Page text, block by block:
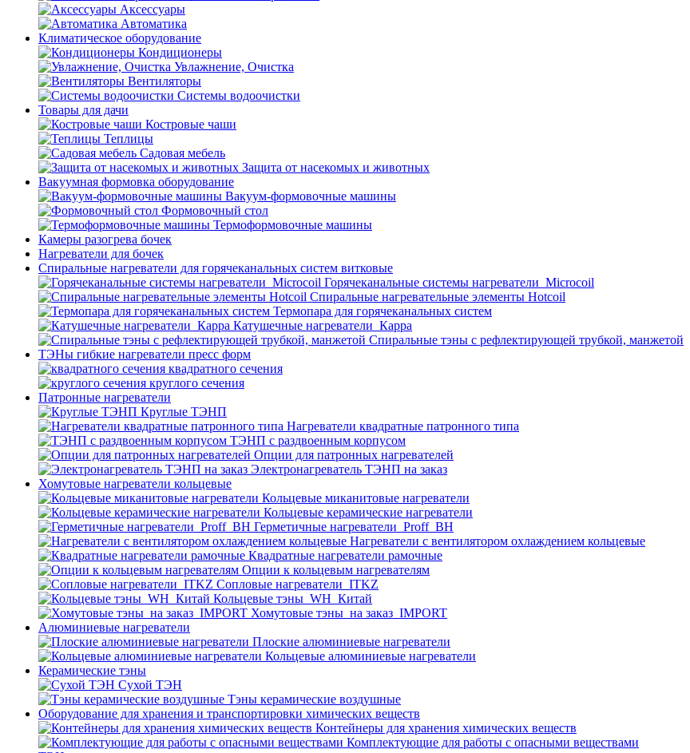
Аксессуары
Автоматика
Климатическое оборудование
Кондиционеры
Увлажнение, Очистка
Вентиляторы
Системы водоочистки
Товары для дачи
Костровые чаши
Теплицы
Садовая мебель
Защита от насекомых и животных
Вакуумная формовка оборудование
Вакуум-формовочные машины
Формовочный стол
Термоформовочные машины
Камеры разогрева бочек
Нагреватели для бочек
Спиральные нагреватели для горячеканальных систем витковые
Горячеканальные системы нагреватели_Microcoil
Спиральные нагревательные элементы Hotcoil
Термопара для горячеканальных систем
Катушечные нагреватели_Карра
Спиральные тэны с рефлектирующей трубкой, манжетой
ТЭНы гибкие нагреватели пресс форм
квадратного сечения
круглого сечения
Патронные нагреватели
Круглые ТЭНП
Нагреватели квадратные патронного типа
ТЭНП с раздвоенным корпусом
Опции для патронных нагревателей
Электронагреватель ТЭНП на заказ
Хомутовые нагреватели кольцевые
Кольцевые миканитовые нагреватели
Кольцевые керамические нагреватели
Герметичные нагреватели_Proff_BH
Нагреватели с вентилятором охлаждением кольцевые
Квадратные нагреватели рамочные
Опции к кольцевым нагревателям
Cопловые нагреватели_ITKZ
Кольцевые тэны_WH_Китай
Хомутовые тэны_на заказ_IMPORT
Алюминиевые нагреватели
Плоские алюминиевые нагреватели
Кольцевые алюминиевые нагреватели
Керамические тэны
Сухой ТЭН
Тэны керамические воздушные
Оборудование для хранения и транспортировки химических веществ
Контейнеры для хранения химических веществ
Комплектующие для работы с опасными веществами